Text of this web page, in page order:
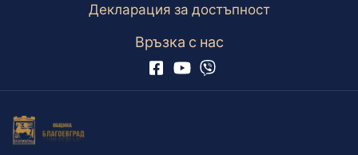
Декларация за достъпност
Връзка с нас